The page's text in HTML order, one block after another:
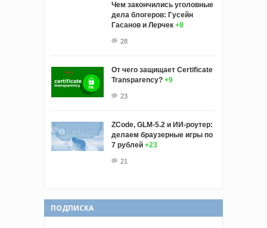
Чем закончились уголовные
дела блогеров: Гусейн
Гасанов и Лерчек +8
28
От чего защищает Certificate
Transparency? +9
23
ZCode, GLM-5.2 и ИИ-роутер:
делаем браузерные игры по
7 рублей +23
21
ПОДПИСКА